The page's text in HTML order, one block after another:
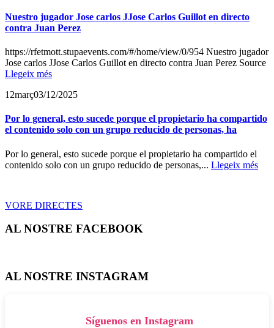
Nuestro jugador Jose carlos JJose Carlos Guillot en directo
contra Juan Perez
https://rfetmott.stupaevents.com/#/home/view/0/954 Nuestro jugador
Jose carlos JJose Carlos Guillot en directo contra Juan Perez Source
Llegeix més
12març03/12/2025
Por lo general, esto sucede porque el propietario ha compartido
el contenido solo con un grupo reducido de personas, ha
Por lo general, esto sucede porque el propietario ha compartido el
contenido solo con un grupo reducido de personas,... Llegeix més
VORE DIRECTES
AL NOSTRE FACEBOOK
AL NOSTRE INSTAGRAM
Síguenos en Instagram